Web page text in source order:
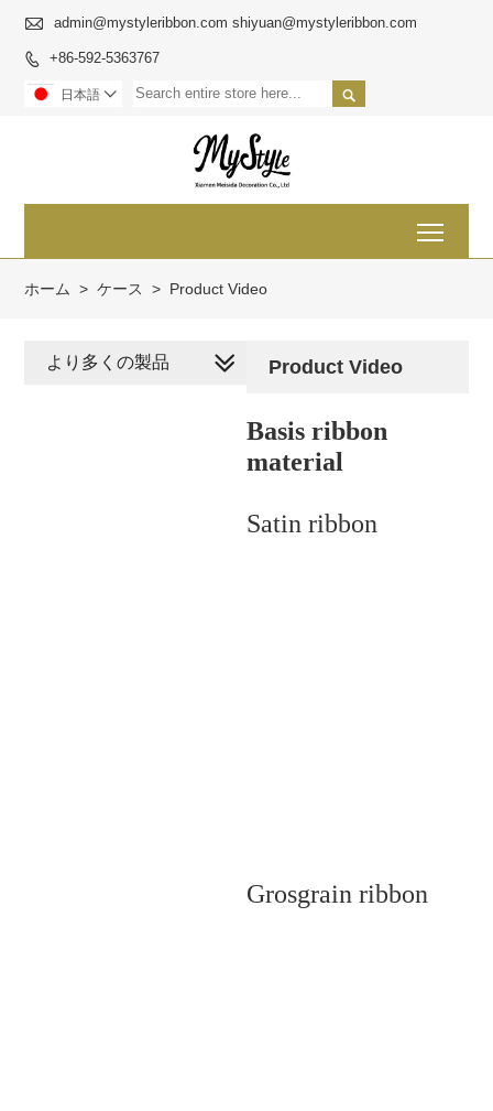
 admin@mystyleribbon.com shiyuan@mystyleribbon.com
 +86-592-5363767

日本語 
ホーム > ケース > Product Video
Product Video
Basis ribbon
material
Satin ribbon
Grosgrain ribbon
より多くの製品